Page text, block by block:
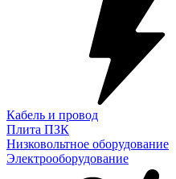
Кабель и провод
Плита ПЗК
Низковольтное оборудование
Электрооборудование